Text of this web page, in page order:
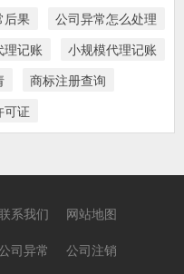
后果
公司异常怎么处理
理记账
小规模代理记账
商标注册查询
可证
系我们 网站地图
司异常 公司注销